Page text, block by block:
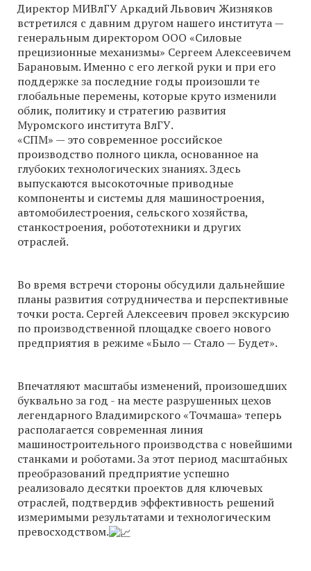
Директор МИВлГУ Аркадий Львович Жизняков
встретился с давним другом нашего института —
генеральным директором ООО «Силовые
прецизионные механизмы» Сергеем Алексеевичем
Барановым. Именно с его легкой руки и при его
поддержке за последние годы произошли те
глобальные перемены, которые круто изменили
облик, политику и стратегию развития
Муромского института ВлГУ.
«СПМ» — это современное российское
производство полного цикла, основанное на
глубоких технологических знаниях. Здесь
выпускаются высокоточные приводные
компоненты и системы для машиностроения,
автомобилестроения, сельского хозяйства,
станкостроения, робототехники и других
отраслей.
Во время встречи стороны обсудили дальнейшие
планы развития сотрудничества и перспективные
точки роста. Сергей Алексеевич провел экскурсию
по производственной площадке своего нового
предприятия в режиме «Было — Стало — Будет».
Впечатляют масштабы изменений, произошедших
буквально за год - на месте разрушенных цехов
легендарного Владимирского «Точмаша» теперь
располагается современная линия
машиностроительного производства с новейшими
станками и роботами. За этот период масштабных
преобразований предприятие успешно
реализовало десятки проектов для ключевых
отраслей, подтвердив эффективность решений
измеримыми результатами и технологическим
превосходством.